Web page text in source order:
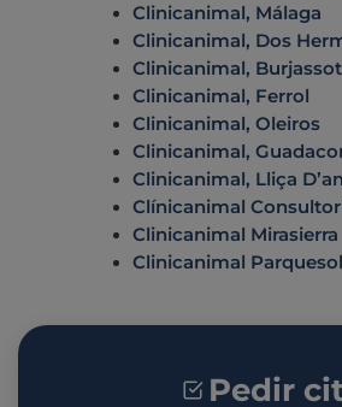
Clinicanimal, Málaga
Clinicanimal, Dos
Clinicanimal, Burjassot
Clinicanimal, Ferrol
Clinicanimal, Oleiros
Clinicanimal,
Clinicanimal, Lliça
Clínicanimal
Clinicanimal Mirasierra
Clinicanimal Parquesol
Pedir